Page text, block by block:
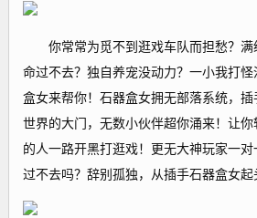
你常常为觅不到逛戏车队而担愁？满
命过不去？独自养宠没动力？一小我打
盒女来帮你！石器盒女拥无部落系统，
世界的大门，无数小伙伴超你涌来！让
的人一路开黑打逛戏！更无大神玩家一
过不去吗？辞别孤独，从插手石器盒女起